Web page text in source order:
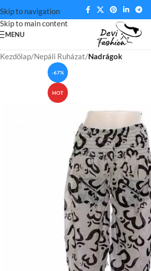
Skip to navigation
Skip to main content
MENU
Kezdőlap Nepáli Ruházat Nadrágok
-67%
HOT